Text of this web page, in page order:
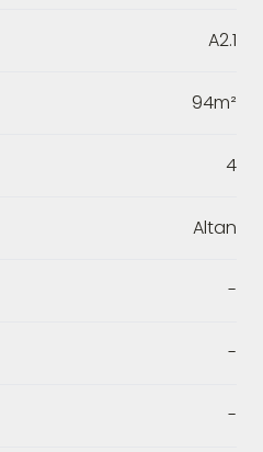
A2.1
94m²
4
Altan
-
-
-